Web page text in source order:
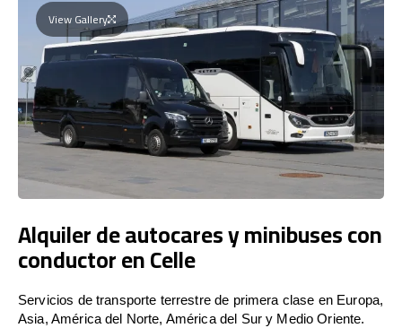
View Gallery
Alquiler de autocares y minibuses con
conductor en Celle
Servicios de transporte terrestre de primera clase en Europa,
Asia, América del Norte, América del Sur y Medio Oriente.